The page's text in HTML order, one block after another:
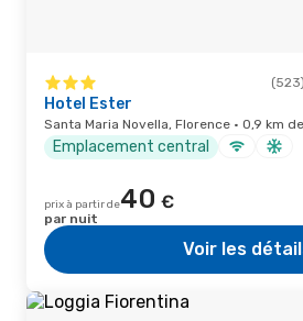
(523)
Hotel Ester
Santa Maria Novella, Florence · 0,9 km
Emplacement central
prix à partir de40 €
par nuit
Voir les